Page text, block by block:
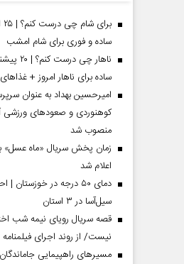
ساده و فوری برای شام امشب
ناهار
ساده برای ناهار امروز +
امیرحسین بهداد به عنوان
کوهنوردی و صعودهای ورزشی
منصوب شد
زمان پخش سریال «ماه عسل»
اعلام شد
دمای ۵۰ درجه در
سیل‌آسا در ۳ استان
قصه سریال رویای نیمه شب
نیست/ از روند اجرای
مسیر‌های راهپیمایی جاماندگان